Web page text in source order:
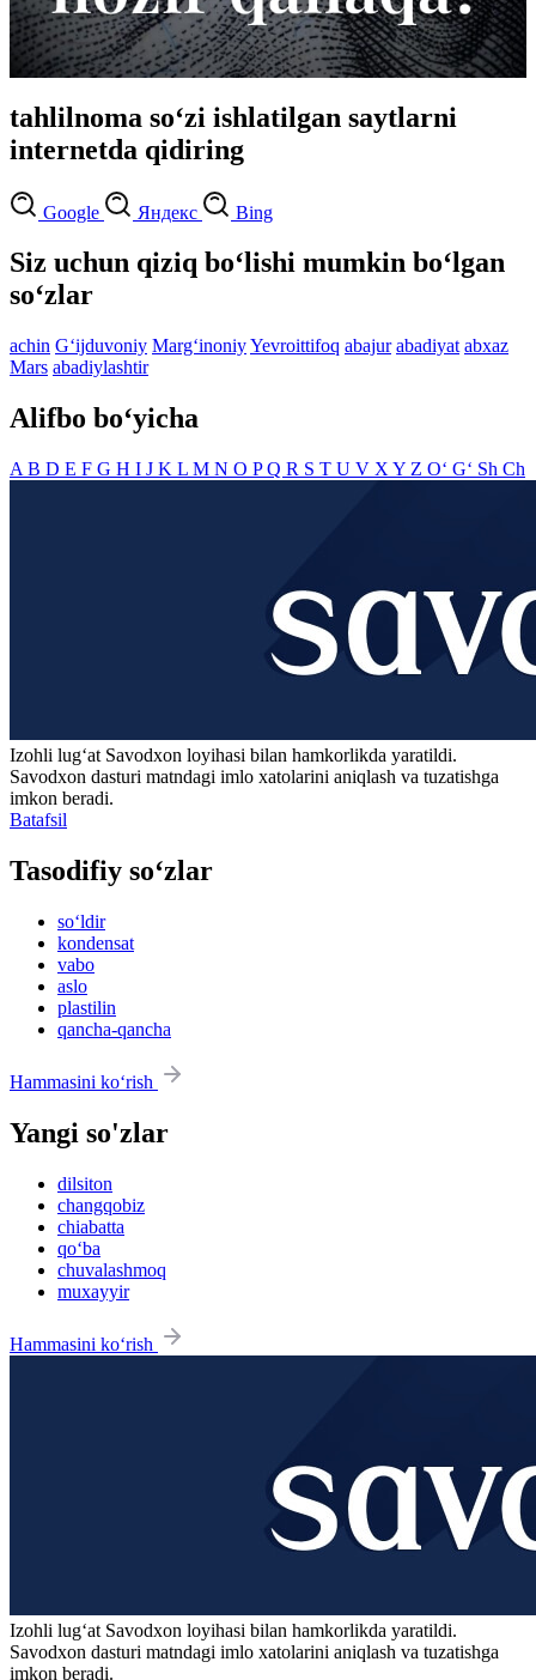
tahlilnoma so‘zi ishlatilgan saytlarni
internetda qidiring
Google Яндекс Bing
Siz uchun qiziq bo‘lishi mumkin bo‘lgan
so‘zlar
achin G‘ijduvoniy Marg‘inoniyYevroittifoq abajur abadiyat abxaz
Mars abadiylashtir
Alifbo bo‘yicha
A B D E F G H I J K L M N O PQ R S T U V X Y Z O‘ G‘ Sh Ch
Izohli lugʻat Savodxon loyihasi bilan hamkorlikda yaratildi.
Savodxon dasturi matndagi imlo xatolarini aniqlash va tuzatishga
imkon beradi.
Batafsil
Tasodifiy so‘zlar
so‘ldir
kondensat
vabo
aslo
plastilin
qancha-qancha
Hammasini ko‘rish
Yangi so'zlar
dilsiton
changqobiz
chiabatta
qo‘ba
chuvalashmoq
muxayyir
Hammasini ko‘rish
Izohli lugʻat Savodxon loyihasi bilan hamkorlikda yaratildi.
Savodxon dasturi matndagi imlo xatolarini aniqlash va tuzatishga
imkon beradi.